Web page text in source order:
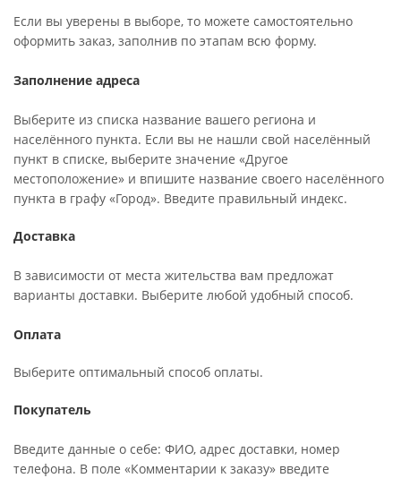
Если вы уверены в выборе, то можете самостоятельно
оформить заказ, заполнив по этапам всю форму.
Заполнение адреса
Выберите из списка название вашего региона и
населённого пункта. Если вы не нашли свой населённый
пункт в списке, выберите значение «Другое
местоположение» и впишите название своего населённого
пункта в графу «Город». Введите правильный индекс.
Доставка
В зависимости от места жительства вам предложат
варианты доставки. Выберите любой удобный способ.
Оплата
Выберите оптимальный способ оплаты.
Покупатель
Введите данные о себе: ФИО, адрес доставки, номер
телефона. В поле «Комментарии к заказу» введите